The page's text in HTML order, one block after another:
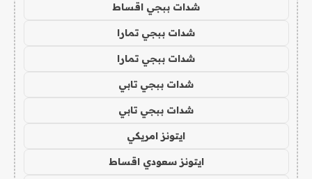
شدات ببجي اقساط
شدات ببجي تمارا
شدات ببجي تمارا
شدات ببجي تابي
شدات ببجي تابي
ايتونز امريكي
ايتونز سعودي اقساط